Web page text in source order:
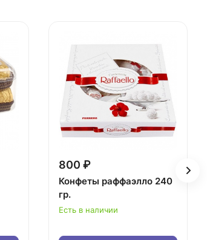
800 ₽
Конфеты раффаэлло 240
гр.
Есть в наличии